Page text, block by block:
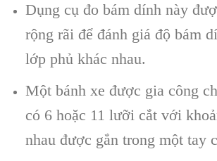
Dụng cụ đo bám dính này
rộng rãi để đánh giá độ bám
lớp phủ khác nhau.
Một bánh xe được gia công
có 6 hoặc 11 lưỡi cắt với
nhau được gắn trong một tay